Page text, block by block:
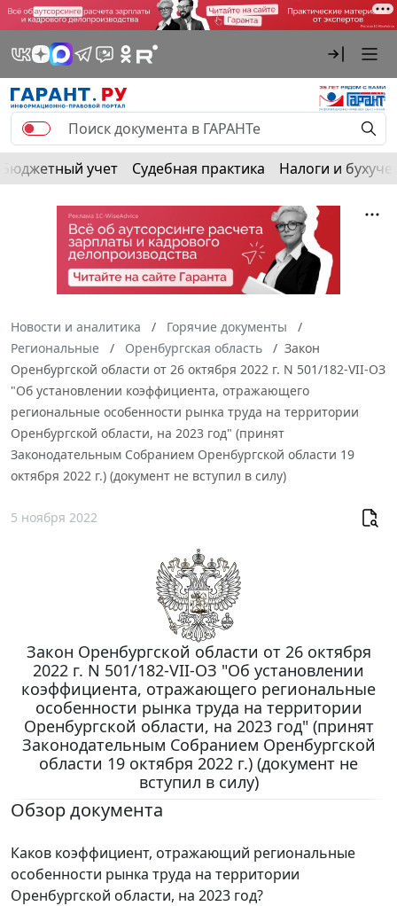
Бюджетный учет Судебная практика Налоги и
Новости и аналитика
Горячие документы
Региональные
Оренбургская область
Закон
Оренбургской области от 26 октября 2022 г. N 501/182-VII-ОЗ
"Об установлении коэффициента, отражающего
региональные особенности рынка труда на территории
Оренбургской области, на 2023 год" (принят
Законодательным Собранием Оренбургской области 19
октября 2022 г.) (документ не вступил в силу)
5 ноября 2022
Закон Оренбургской области от 26 октября
2022 г. N 501/182-VII-ОЗ "Об установлении
коэффициента, отражающего региональные
особенности рынка труда на территории
Оренбургской области, на 2023 год" (принят
Законодательным Собранием Оренбургской
области 19 октября 2022 г.) (документ не
вступил в силу)
Обзор документа
Каков коэффициент, отражающий региональные
особенности рынка труда на территории
Оренбургской области, на 2023 год?